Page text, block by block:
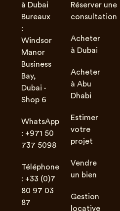
à Dubai
Bureaux
:
Windsor
Manor
Business
Bay,
Dubai -
Shop 6
WhatsApp
: +971 50
737 5098
Téléphone
: +33 (0)7
80 97 03
87
Réserver une
consultation
Acheter
à Dubai
Acheter
à Abu
Dhabi
Estimer
votre
projet
Vendre
un bien
Gestion
locative